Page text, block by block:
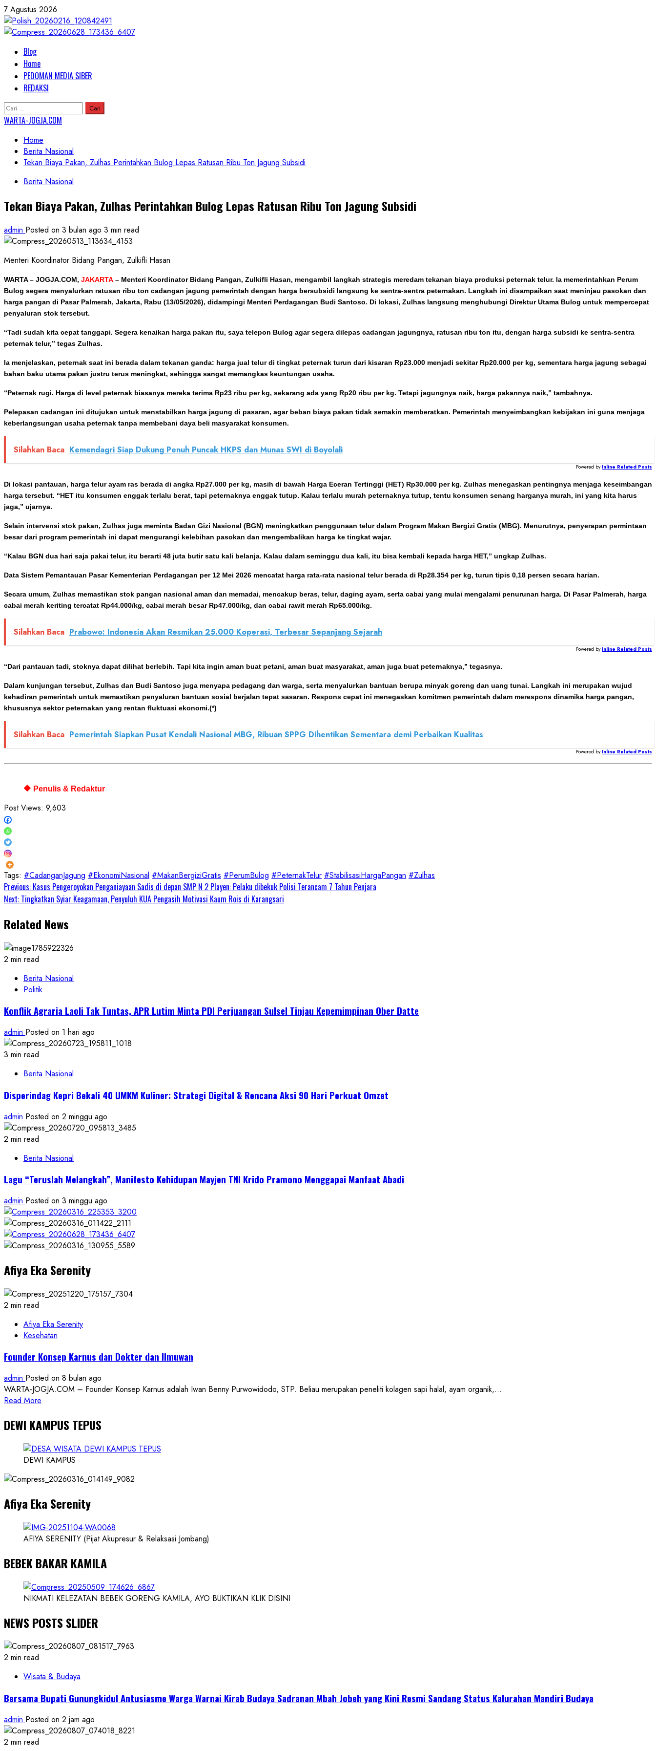
Skip
to
content
7 Agustus 2026
Primary
Menu
Blog
Home
PEDOMAN MEDIA SIBER
REDAKSI
Cari
untuk:
WARTA-JOGJA.COM
Home
Berita Nasional
Tekan Biaya Pakan, Zulhas Perintahkan Bulog Lepas Ratusan Ribu Ton Jagung Subsidi
Berita Nasional
Tekan Biaya Pakan, Zulhas Perintahkan Bulog Lepas Ratusan Ribu Ton Jagung Subsidi
admin Posted on 3 bulan ago 3 min read
Menteri Koordinator Bidang Pangan, Zulkifli Hasan
WARTA – JOGJA.COM, JAKARTA – Menteri Koordinator Bidang Pangan, Zulkifli Hasan, mengambil langkah strategis meredam tekanan biaya produksi peternak telur. Ia memerintahkan Perum
Bulog segera menyalurkan ratusan ribu ton cadangan jagung pemerintah dengan harga bersubsidi langsung ke sentra-sentra peternakan. Langkah ini disampaikan saat meninjau pasokan dan
harga pangan di Pasar Palmerah, Jakarta, Rabu (13/05/2026), didampingi Menteri Perdagangan Budi Santoso. Di lokasi, Zulhas langsung menghubungi Direktur Utama Bulog untuk mempercepat
penyaluran stok tersebut.
“Tadi sudah kita cepat tanggapi. Segera kenaikan harga pakan itu, saya telepon Bulog agar segera dilepas cadangan jagungnya, ratusan ribu ton itu, dengan harga subsidi ke sentra-sentra
peternak telur,” tegas Zulhas.
Ia menjelaskan, peternak saat ini berada dalam tekanan ganda: harga jual telur di tingkat peternak turun dari kisaran Rp23.000 menjadi sekitar Rp20.000 per kg, sementara harga jagung sebagai
bahan baku utama pakan justru terus meningkat, sehingga sangat memangkas keuntungan usaha.
“Peternak rugi. Harga di level peternak biasanya mereka terima Rp23 ribu per kg, sekarang ada yang Rp20 ribu per kg. Tetapi jagungnya naik, harga pakannya naik,” tambahnya.
Pelepasan cadangan ini ditujukan untuk menstabilkan harga jagung di pasaran, agar beban biaya pakan tidak semakin memberatkan. Pemerintah menyeimbangkan kebijakan ini guna menjaga
keberlangsungan usaha peternak tanpa membebani daya beli masyarakat konsumen.
Silahkan Baca Kemendagri Siap Dukung Penuh Puncak HKPS dan Munas SWI di Boyolali
Powered by Inline Related Posts
Di lokasi pantauan, harga telur ayam ras berada di angka Rp27.000 per kg, masih di bawah Harga Eceran Tertinggi (HET) Rp30.000 per kg. Zulhas menegaskan pentingnya menjaga keseimbangan
harga tersebut. “HET itu konsumen enggak terlalu berat, tapi peternaknya enggak tutup. Kalau terlalu murah peternaknya tutup, tentu konsumen senang harganya murah, ini yang kita harus
jaga,” ujarnya.
Selain intervensi stok pakan, Zulhas juga meminta Badan Gizi Nasional (BGN) meningkatkan penggunaan telur dalam Program Makan Bergizi Gratis (MBG). Menurutnya, penyerapan permintaan
besar dari program pemerintah ini dapat mengurangi kelebihan pasokan dan mengembalikan harga ke tingkat wajar.
“Kalau BGN dua hari saja pakai telur, itu berarti 48 juta butir satu kali belanja. Kalau dalam seminggu dua kali, itu bisa kembali kepada harga HET,” ungkap Zulhas.
Data Sistem Pemantauan Pasar Kementerian Perdagangan per 12 Mei 2026 mencatat harga rata-rata nasional telur berada di Rp28.354 per kg, turun tipis 0,18 persen secara harian.
Secara umum, Zulhas memastikan stok pangan nasional aman dan memadai, mencakup beras, telur, daging ayam, serta cabai yang mulai mengalami penurunan harga. Di Pasar Palmerah, harga
cabai merah keriting tercatat Rp44.000/kg, cabai merah besar Rp47.000/kg, dan cabai rawit merah Rp65.000/kg.
Silahkan Baca Prabowo: Indonesia Akan Resmikan 25.000 Koperasi, Terbesar Sepanjang Sejarah
Powered by Inline Related Posts
“Dari pantauan tadi, stoknya dapat dilihat berlebih. Tapi kita ingin aman buat petani, aman buat masyarakat, aman juga buat peternaknya,” tegasnya.
Dalam kunjungan tersebut, Zulhas dan Budi Santoso juga menyapa pedagang dan warga, serta menyalurkan bantuan berupa minyak goreng dan uang tunai. Langkah ini merupakan wujud
kehadiran pemerintah untuk memastikan penyaluran bantuan sosial berjalan tepat sasaran. Respons cepat ini menegaskan komitmen pemerintah dalam merespons dinamika harga pangan,
khususnya sektor peternakan yang rentan fluktuasi ekonomi.(*)
Silahkan Baca Pemerintah Siapkan Pusat Kendali Nasional MBG, Ribuan SPPG Dihentikan Sementara demi Perbaikan Kualitas
Powered by Inline Related Posts
🔶 Penulis & Redaktur
Post Views: 9,603
Tags: #CadanganJagung #EkonomiNasional #MakanBergiziGratis #PerumBulog #PeternakTelur #StabilisasiHargaPangan #Zulhas
Continue
Reading
Previous: Kasus Pengeroyokan Penganiayaan Sadis di depan SMP N 2 Playen: Pelaku dibekuk Polisi Terancam 7 Tahun Penjara
Next: Tingkatkan Syiar Keagamaan, Penyuluh KUA Pengasih Motivasi Kaum Rois di Karangsari
Related News
2 min read
Berita Nasional
Politik
Konflik Agraria Laoli Tak Tuntas, APR Lutim Minta PDI Perjuangan Sulsel Tinjau Kepemimpinan Ober Datte
admin Posted on 1 hari ago
3 min read
Berita Nasional
Disperindag Kepri Bekali 40 UMKM Kuliner: Strategi Digital & Rencana Aksi 90 Hari Perkuat Omzet
admin Posted on 2 minggu ago
2 min read
Berita Nasional
Lagu “Teruslah Melangkah”, Manifesto Kehidupan Mayjen TNI Krido Pramono Menggapai Manfaat Abadi
admin Posted on 3 minggu ago
Afiya Eka Serenity
2 min read
Afiya Eka Serenity
Kesehatan
Founder Konsep Karnus dan Dokter dan Ilmuwan
admin Posted on 8 bulan ago
WARTA-JOGJA.COM – Founder Konsep Karnus adalah Iwan Benny Purwowidodo, STP. Beliau merupakan peneliti kolagen sapi halal, ayam organik,...
Read More
about
Founder
Konsep
Karnus
Dokter
Ilmuwan
DEWI KAMPUS TEPUS
DEWI KAMPUS
Afiya Eka Serenity
AFIYA SERENITY (Pijat Akupresur & Relaksasi Jombang)
BEBEK BAKAR KAMILA
NIKMATI KELEZATAN BEBEK GORENG KAMILA, AYO BUKTIKAN KLIK DISINI
NEWS POSTS SLIDER
2 min read
Wisata & Budaya
Bersama Bupati Gunungkidul Antusiasme Warga Warnai Kirab Budaya Sadranan Mbah Jobeh yang Kini Resmi Sandang Status Kalurahan Mandiri Budaya
admin Posted on 2 jam ago
2 min read